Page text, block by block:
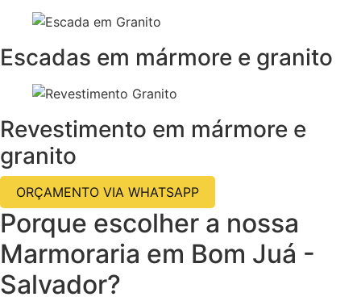
Escadas em mármore e granito
Revestimento em mármore e
granito
ORÇAMENTO VIA WHATSAPP
Porque escolher a nossa
Marmoraria em Bom Juá -
Salvador?